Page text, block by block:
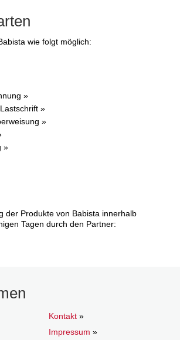
wie folgt möglich:
»
»
»
»
der Produkte von Babista innerhalb
Tagen durch den Partner:
Kontakt »
Impressum »